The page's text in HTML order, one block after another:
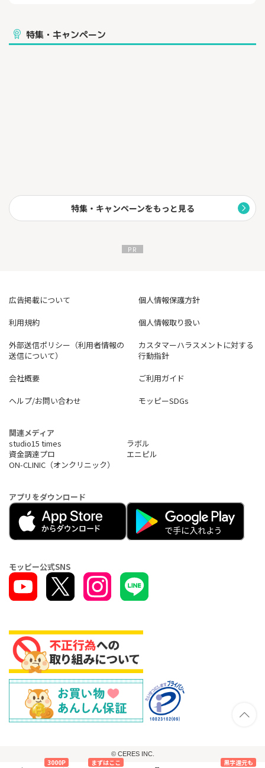
3000P まずはここ 黒字還元も
特集・キャンペーン
特集・キャンペーンをもっと見る
広告掲載について
個人情報保護方針
利用規約
個人情報取り扱い
外部送信ポリシー（利用者情報の
送信について）
カスタマーハラスメントに対する
行動指針
会社概要
ご利用ガイド
ヘルプ/お問い合わせ
モッピーSDGs
関連メディア
studio15 times
ラボル
資金調達プロ
エニピル
ON-CLINIC（オンクリニック）
アプリをダウンロード
モッピー公式SNS
© CERES INC.